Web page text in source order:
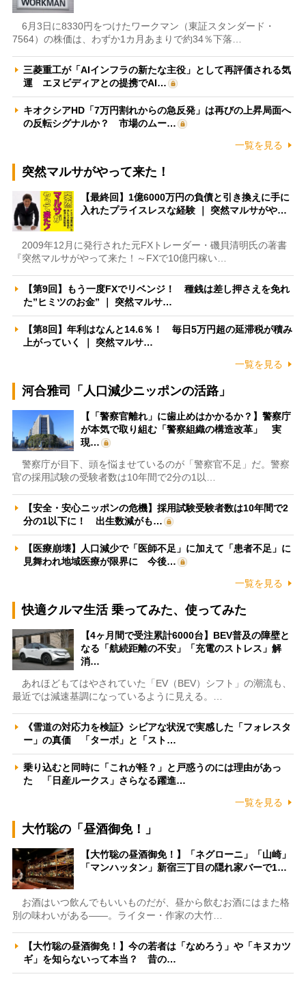
6月3日に8330円をつけたワークマン（東証スタンダード・
7564）の株価は、わずか1カ月あまりで約34％下落…
三菱重工が「AIインフラの新たな主役」として再評価される気
運 エヌビディアとの提携でAI…
キオクシアHD「7万円割れからの急反発」は再びの上昇局面へ
の反転シグナルか？ 市場のムー…
一覧を見る
突然マルサがやって来た！
【最終回】1億6000万円の負債と引き換えに手に
入れたプライスレスな経験 ｜ 突然マルサがや…
2009年12月に発行された元FXトレーダー・磯貝清明氏の著書
『突然マルサがやって来た！～FXで10億円稼い…
【第9回】もう一度FXでリベンジ！ 種銭は差し押さえを免れ
た”ヒミツのお金” ｜ 突然マルサ…
【第8回】年利はなんと14.6％！ 毎日5万円超の延滞税が積み
上がっていく ｜ 突然マルサ…
一覧を見る
河合雅司「人口減少ニッポンの活路」
【「警察官離れ」に歯止めはかかるか？】警察庁
が本気で取り組む「警察組織の構造改革」 実
現…
警察庁が目下、頭を悩ませているのが「警察官不足」だ。警察
官の採用試験の受験者数は10年間で2分の1以…
【安全・安心ニッポンの危機】採用試験受験者数は10年間で2
分の1以下に！ 出生数減がも…
【医療崩壊】人口減少で「医師不足」に加えて「患者不足」に
見舞われ地域医療が限界に 今後…
一覧を見る
快適クルマ生活 乗ってみた、使ってみた
【4ヶ月間で受注累計6000台】BEV普及の障壁と
なる「航続距離の不安」「充電のストレス」解
消…
あれほどもてはやされていた「EV（BEV）シフト」の潮流も、
最近では減速基調になっているように見える。…
《雪道の対応力を検証》シビアな状況で実感した「フォレスタ
ー」の真価 「ターボ」と「スト…
乗り込むと同時に「これが軽？」と戸惑うのには理由があっ
た 「日産ルークス」さらなる躍進…
一覧を見る
大竹聡の「昼酒御免！」
【大竹聡の昼酒御免！】「ネグローニ」「山崎」
「マンハッタン」新宿三丁目の隠れ家バーで1…
お酒はいつ飲んでもいいものだが、昼から飲むお酒にはまた格
別の味わいがある――。ライター・作家の大竹…
【大竹聡の昼酒御免！】今の若者は「なめろう」や「キヌカツ
ギ」を知らないって本当？ 昔の…